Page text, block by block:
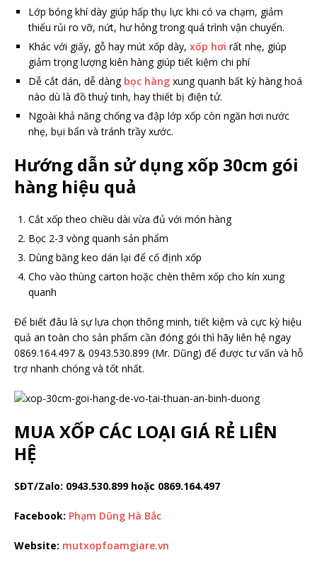
Lớp bóng khí dày giúp hấp thụ lực khi có va chạm, giảm
thiểu rủi ro vỡ, nứt, hư hỏng trong quá trình vận chuyển.
Khác với giấy, gỗ hay mút xốp dày, xốp hơi rất nhẹ, giúp
giảm trọng lượng kiên hàng giúp tiết kiệm chi phí
Dễ cắt dán, dễ dàng bọc hàng xung quanh bất kỳ hàng hoá
nào dù là đồ thuỷ tinh, hay thiết bị điện tử.
Ngoài khả năng chống va đập lớp xốp còn ngăn hơi nước
nhẹ, bụi bẩn và tránh trầy xước.
Hướng dẫn sử dụng xốp 30cm gói
hàng hiệu quả
Cắt xốp theo chiều dài vừa đủ với món hàng
Bọc 2-3 vòng quanh sản phẩm
Dùng băng keo dán lại để cố định xốp
Cho vào thùng carton hoặc chèn thêm xốp cho kín xung
quanh
Để biết đâu là sự lựa chọn thông minh, tiết kiệm và cực kỳ hiệu
quả an toàn cho sản phẩm cần đóng gói thì hãy liên hệ ngay
0869.164.497 & 0943.530.899 (Mr. Dũng) để được tư vấn và hỗ
trợ nhanh chóng và tốt nhất.
MUA XỐP CÁC LOẠI GIÁ RẺ LIÊN
HỆ
SĐT/Zalo: 0943.530.899 hoặc 0869.164.497
Facebook: Phạm Dũng Hà Bắc
Website: mutxopfoamgiare.vn